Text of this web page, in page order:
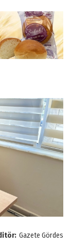
İlkeleri
Gazete Gördes